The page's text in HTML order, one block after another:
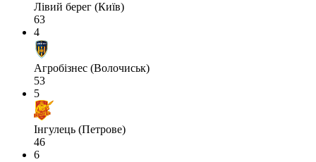
Лівий берег (Київ)
63
4
Агробізнес (Волочиськ)
53
5
Інгулець (Петрове)
46
6